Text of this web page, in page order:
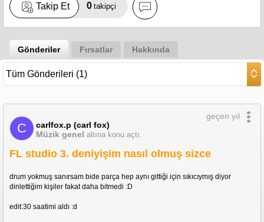
Takip Et 0 takipçi
Gönderiler Fırsatlar Hakkında
C
carlfox.p (carl fox)
Müzik genel altına konu açtı.
geçen yıl
FL studio 3. deniyişim nasıl olmuş sizce
drum yokmuş sanırsam bide parça hep aynı gittiği için sıkıcıymış diyor
dinlettiğim kişiler fakat daha bitmedi :D
edit:30 saatimi aldı :d